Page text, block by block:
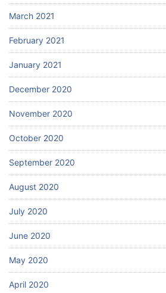
March 2021
February 2021
January 2021
December 2020
November 2020
October 2020
September 2020
August 2020
July 2020
June 2020
May 2020
April 2020